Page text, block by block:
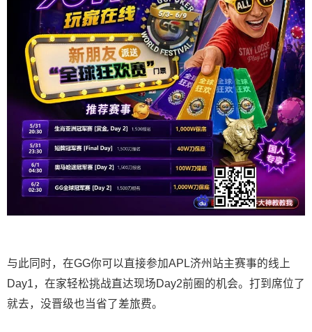
与此同时，在GG你可以直接参加APL济州站主赛事的线上
Day1，在家轻松挑战直达现场Day2前圈的机会。打到席位了
就去，没晋级也当省了差旅费。